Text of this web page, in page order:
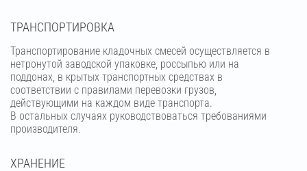
ТРАНСПОРТИРОВКА
Транспортирование кладочных смесей осуществляется в
нетронутой заводской упаковке, россыпью или на
поддонах, в крытых транспортных средствах в
соответствии с правилами перевозки грузов,
действующими на каждом виде транспорта.
В остальных случаях руководствоваться требованиями
производителя.
ХРАНЕНИЕ